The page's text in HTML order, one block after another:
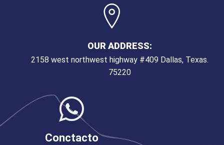
OUR ADDRESS:
2158 west northwest highway #409 Dallas, Texas.
75220
Conctacto